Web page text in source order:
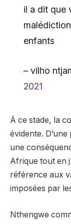
il a dit que
enfants
– vilho
2021
À ce stade, la
évidente.
une
Afrique tout en
référence aux
imposées par
Nthengwe